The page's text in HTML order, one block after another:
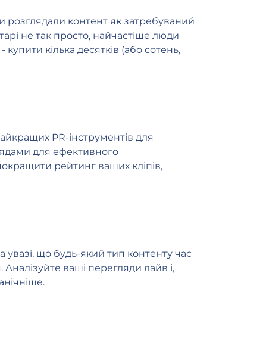
контент як затребуваний
не так просто, найчастіше люди
кілька десятків (або сотень,
PR-інструментів для
для ефективного
рейтинг ваших кліпів,
що будь-який тип контенту час
ваші перегляди лайв і,